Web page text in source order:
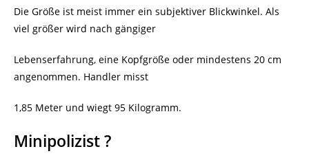
Die Größe ist meist immer ein subjektiver Blickwinkel. Als
viel größer wird nach gängiger
Lebenserfahrung, eine Kopfgröße oder mindestens 20 cm
angenommen. Handler misst
1,85 Meter und wiegt 95 Kilogramm.
Minipolizist ?